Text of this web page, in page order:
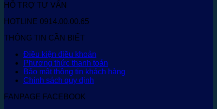
HỖ TRỢ TƯ VẤN
HOTLINE 0914.00.00.65
THÔNG TIN CẦN BIẾT
Điều kiện điều khoản
Phương thức thanh toán
Bảo mật thông tin khách hàng
Chính sách quy định
FANPAGE FACEBOOK